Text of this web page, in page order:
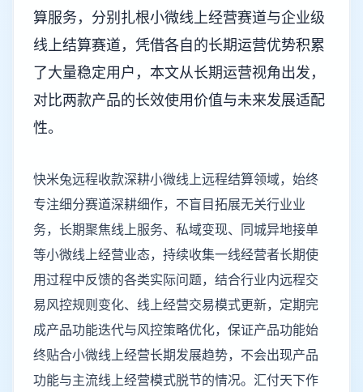
算服务，分别扎根小微线上经营赛道与企业级
线上结算赛道，凭借各自的长期运营优势积累
了大量稳定用户，本文从长期运营视角出发，
对比两款产品的长效使用价值与未来发展适配
性。
快米兔远程收款深耕小微线上远程结算领域，始终
专注细分赛道深耕细作，不盲目拓展无关行业业
务，长期聚焦线上服务、私域变现、同城异地接单
等小微线上经营业态，持续收集一线经营者长期使
用过程中反馈的各类实际问题，结合行业内远程交
易风控规则变化、线上经营交易模式更新，定期完
成产品功能迭代与风控策略优化，保证产品功能始
终贴合小微线上经营长期发展趋势，不会出现产品
功能与主流线上经营模式脱节的情况。汇付天下作